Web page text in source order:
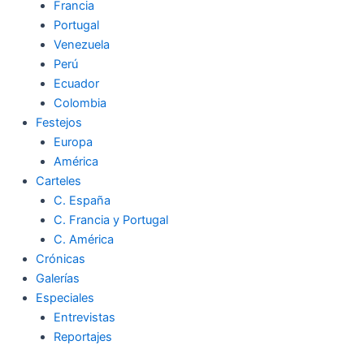
Francia
Portugal
Venezuela
Perú
Ecuador
Colombia
Festejos
Europa
América
Carteles
C. España
C. Francia y Portugal
C. América
Crónicas
Galerías
Especiales
Entrevistas
Reportajes